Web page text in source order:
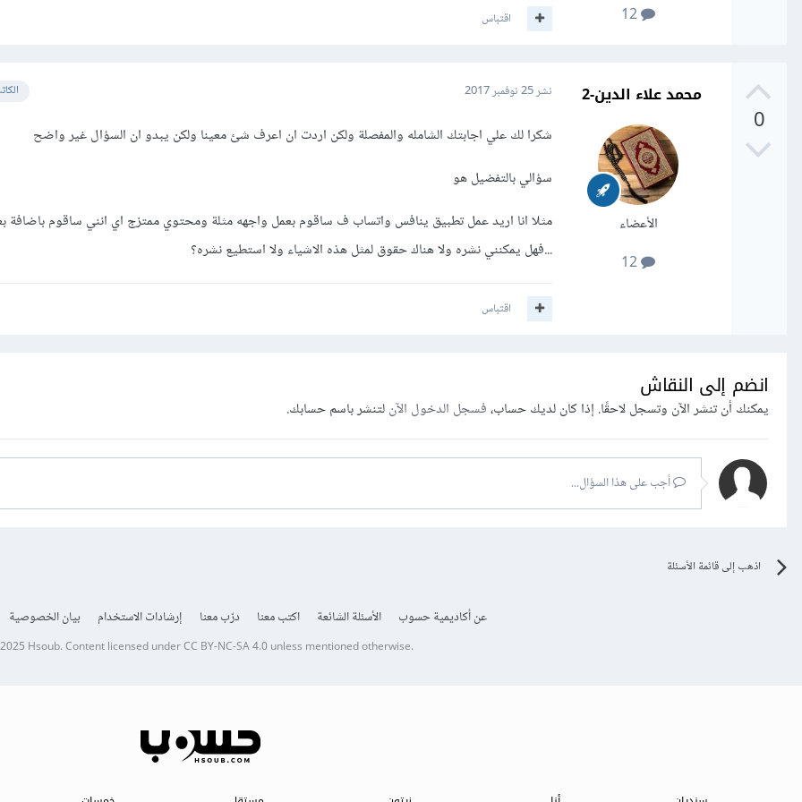
اقتباس
0
محمد علاء الدين-2
الأعضاء
نشر25 نوفمبر 2017
شكرا لك علي اجابتك الشامله والمفصلة ولكن اردت ان اعرف شئ معينا ولكن يبدو ان السؤال غير واضح
سؤالي بالتفضيل هو
مثلا انا اريد عمل تطبيق ينافس واتساب ف ساقوم بعمل واجهه مثلة ومحتوي ممتزج اي انني ساقوم باضافة
...فهل يمكنني نشره ولا هناك حقوق لمثل هذه الاشياء ولا استطيع نشره؟
اقتباس
انضم إلى النقاش
يمكنك أن تنشر الآن وتسجل لاحقًا. إذا كان لديك حساب،فسجل الدخول الآنلتنشر باسم حسابك.
أجب على هذا السؤال...
اذهب إلى قائمة الأسئلة
عن أكاديمية حسوب الأسئلة الشائعة اكتب معنا درّب معنا إرشادات الاستخدام بيان الخصوصية
Hsoub.Content licensed underCC BY-NC-SA 4.0unless mentioned otherwise.